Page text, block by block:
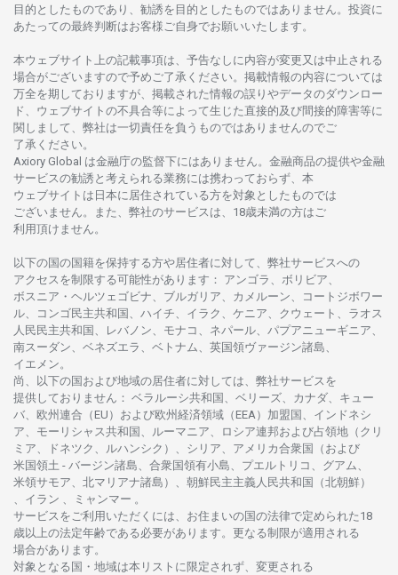
目的としたものであり、 勧誘を 目的としたものではありません。 投資に
あたっての最終判断はお客様ご自身でお願いいたします。
本ウェブサイト 上の記載事項は、 予告なしに 内容が変更又は中止さ れる
場合がございますので予めご了承ください。 掲載情報の内容については
万全を期しておりますが、 掲載さ れた情報の誤りやデータのダウンロー
ド、 ウェブサイトの不具合等に よって生じた 直接的及び間接的障害等に
関し まして、 弊社は一切責任を負うものではありませんのでご
了承ください。
Axiory Global は金融庁の監督下にはありません。 金融商品の提供や金融
サービスの勧誘と 考えられる業務には携わっておらず、 本
ウェブサイトは 日本に 居住さ れている方を対象としたものでは
ございません。
また、 弊社のサービスは、18歳未満の方は ご
利用頂けません 。
以下の国の国籍を保持する方や居住者に対して、 弊社サービスへの
アクセスを制限する可能性があります ： アンゴラ、ボリビア、
ボスニア ・ ヘルツェゴビナ、ブルガリア、カメルーン、コートジボワー
ル、
コンゴ民主共和国、ハイチ、イラク、ケニア、クウェート、 ラオス
人民民主共和国、レバノン、モナコ、ネパール、パプアニューギニア、
南スーダン、ベネズエラ、ベトナム、 英国領ヴァージン諸島、
イエメン。
尚、 以下の国および地域の居住者に対しては、 弊社サービスを
提供しておりません ： ベラルーシ共和国、ベリーズ、カナダ、キュー
バ、 欧州連合 （EU） および欧州経済領域 （EEA）加盟国、インドネシ
ア、 モーリシャス共和国、ルーマニア、 ロシア連邦および占領地 （クリ
ミア、ドネツク、ルハンシク）、シリア、 アメリカ合衆国 （および
米国領土 - バージン諸島、合衆国領有小島、プエルトリコ、グアム、
米領サモア、 北マリアナ諸島）、 朝鮮民主主義人民共和国 （北朝鮮）
、イラン 、ミャンマー 。
サービスを ご利用いただくには、お住まいの国の法律で定められた 18
歳以上の法定年齢である必要があります。 更なる制限が適用さ れる
場合があります。
対象となる国 ・ 地域は本 リストに限定さ れず、 変更さ れる